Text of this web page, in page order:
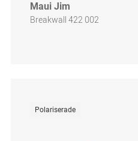
Maui Jim
Breakwall 422 002
Polariserade